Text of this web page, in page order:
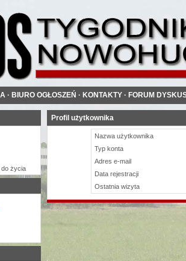
· BIURO OGŁOSZEŃ · KONTAKTY · FORUM
do życia
Profil użytkownika
Nazwa użytkownika
Typ konta
Adres e-mail
Data rejestracji
Ostatnia wizyta